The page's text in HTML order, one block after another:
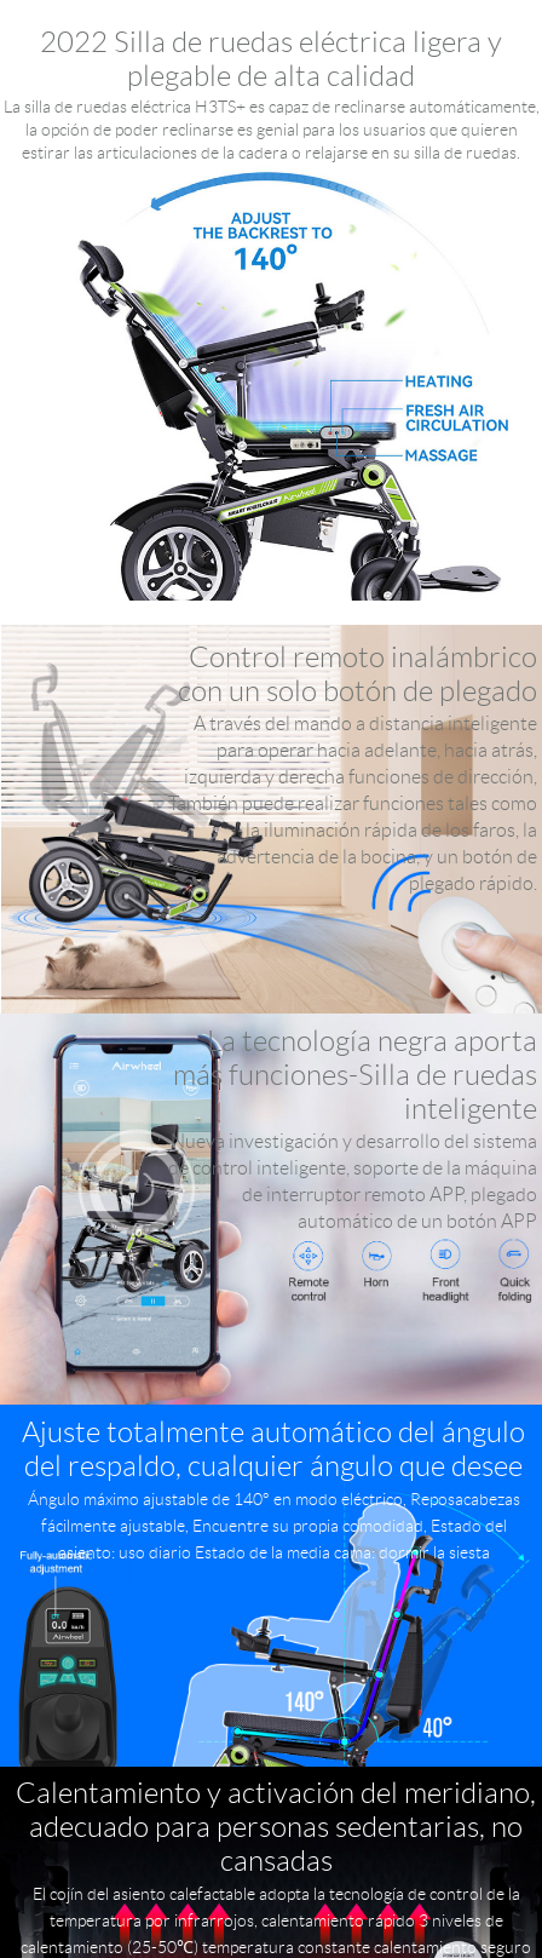
2022 Silla de ruedas eléctrica ligera y
plegable de alta calidad
La silla de ruedas eléctrica H3TS+ es capaz de reclinarse automáticamente,
la opción de poder reclinarse es genial para los usuarios que quieren
estirar las articulaciones de la cadera o relajarse en su silla de ruedas.
Control remoto inalámbrico
con un solo botón de plegado
A través del mando a distancia inteligente
para operar hacia adelante, hacia atrás,
izquierda y derecha funciones de dirección,
También puede realizar funciones tales como
la iluminación rápida de los faros, la
advertencia de la bocina, y un botón de
plegado rápido.
La tecnología negra aporta
más funciones-Silla de ruedas
inteligente
Nueva investigación y desarrollo del sistema
de control inteligente, soporte de la máquina
de interruptor remoto APP, plegado
automático de un botón APP
Ajuste totalmente automático del ángulo
del respaldo, cualquier ángulo que desee
Ángulo máximo ajustable de 140° en modo eléctrico, Reposacabezas
fácilmente ajustable, Encuentre su propia comodidad, Estado del
asiento: uso diario Estado de la media cama: dormir la siesta
Calentamiento y activación del meridiano,
adecuado para personas sedentarias, no
cansadas
El cojín del asiento calefactable adopta la tecnología de control de la
temperatura por infrarrojos, calentamiento rápido 3 niveles de
calentamiento (25-50℃) temperatura constante calentamiento seguro